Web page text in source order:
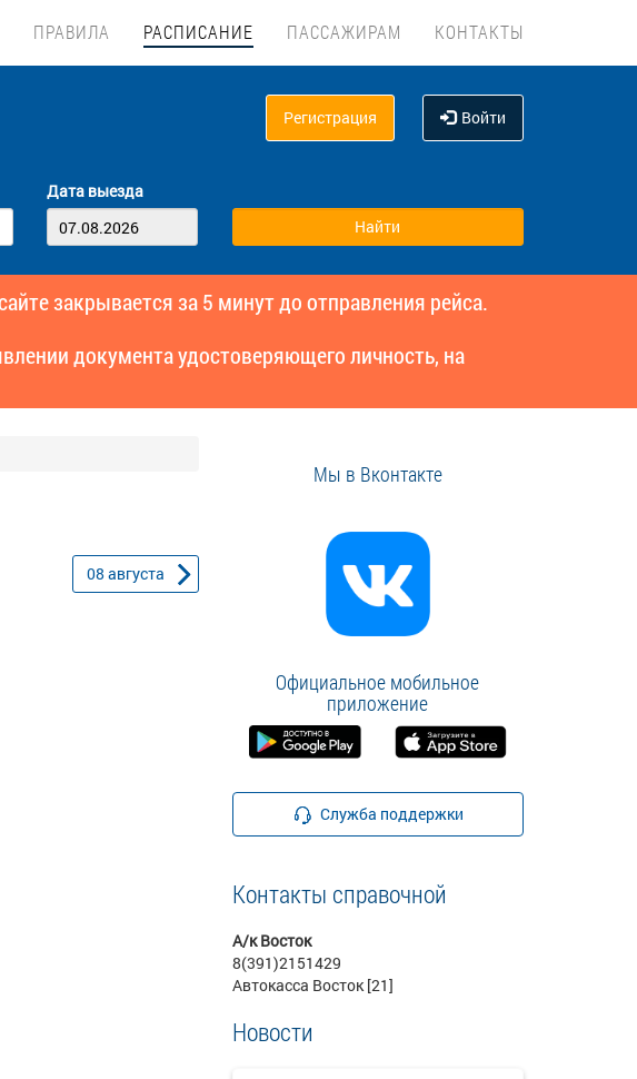
ПРАВИЛА РАСПИСАНИЕ ПАССАЖИРАМ КОНТАКТЫ
Регистрация Войти
Дата выезда
закрывается за 5 минут до отправления рейса.
документа удостоверяющего личность, на
08 августа
Мы в Вконтакте
Официальное мобильное
приложение
Служба поддержки
Контакты справочной
А/к Восток
8(391)2151429
Автокасса Восток [21]
Новости